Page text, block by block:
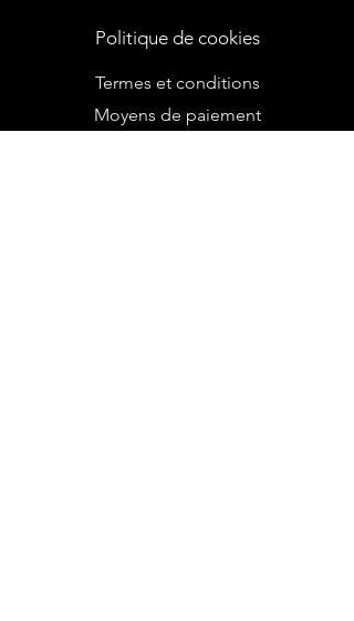
Politique de cookies
Termes et conditions
Moyens de paiement